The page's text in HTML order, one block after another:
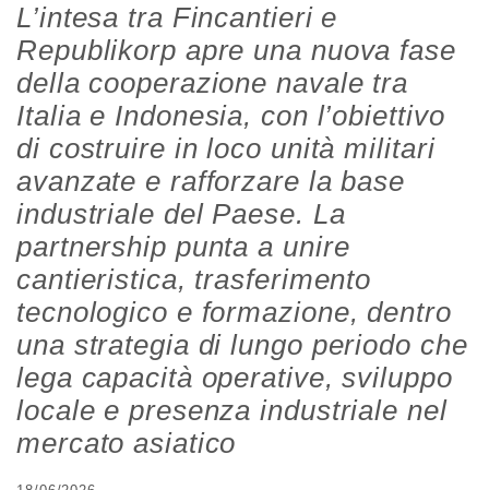
L’intesa tra Fincantieri e
Republikorp apre una nuova fase
della cooperazione navale tra
Italia e Indonesia, con l’obiettivo
di costruire in loco unità militari
avanzate e rafforzare la base
industriale del Paese. La
partnership punta a unire
cantieristica, trasferimento
tecnologico e formazione, dentro
una strategia di lungo periodo che
lega capacità operative, sviluppo
locale e presenza industriale nel
mercato asiatico